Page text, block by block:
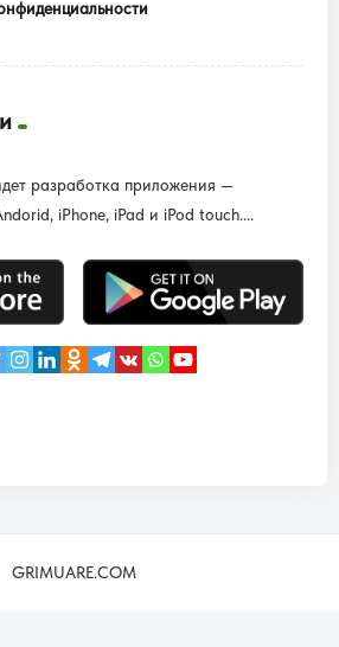
разработка приложения —
iPhone, iPad и iPod touch....
GRIMUARE.COM